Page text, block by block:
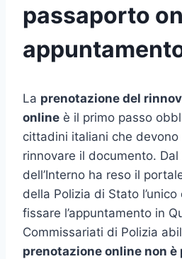
passaporto
La prenotazione del
online è il primo passo
cittadini italiani che devono
rinnovare il documento.
dell’Interno ha reso il
della Polizia di Stato
fissare l’appuntamento in
Commissariati di Polizia
prenotazione online non